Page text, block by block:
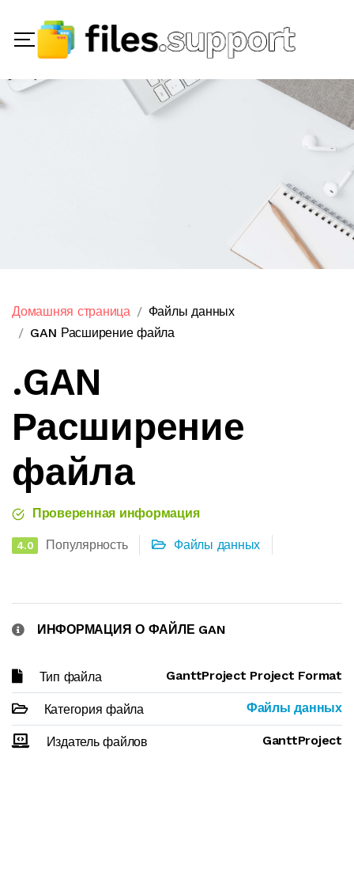
Домашняя страница
Файлы данных
GAN Расширение файла
.GAN
Расширение
файла
Проверенная информация
4.0 Популярность Файлы данных
ИНФОРМАЦИЯ О ФАЙЛЕ GAN
Тип файла GanttProject Project Format
Категория файла Файлы данных
Издатель файлов GanttProject